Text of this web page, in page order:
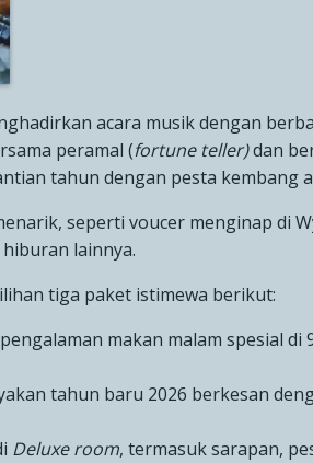
acara musik dengan
peramal (fortune teller)dan
tahun dengan pesta kembang
seperti voucer menginap di
lainnya.
tiga paket istimewa berikut:
makan malam spesial di
tahun baru 2026 berkesan
Deluxe room, termasuk sarapan,